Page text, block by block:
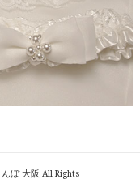
りケープ
オーバースカー
んぼ 大阪All Rights